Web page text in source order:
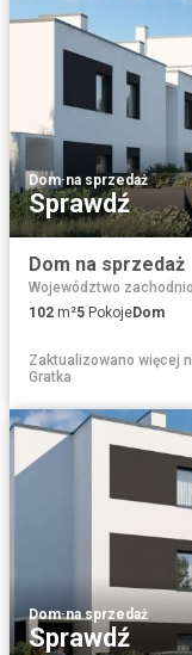
Dom·na sprzedaż
Sprawdź
Dom na sprzedaż
Województwo
102 m²5 PokojeDom
Zaktualizowano więcej
Gratka
Dom·na sprzedaż
Sprawdź